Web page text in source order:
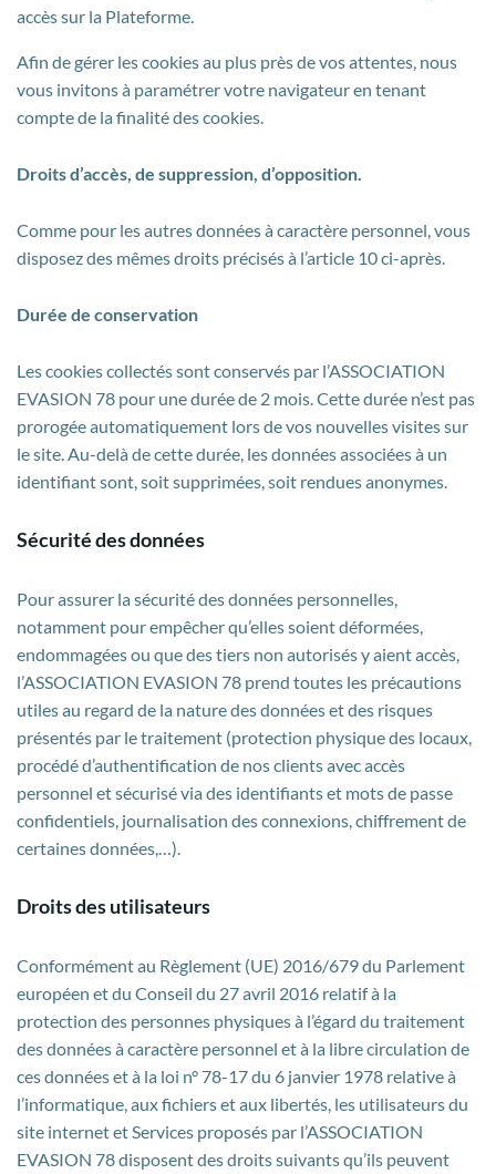
accès sur la Plateforme.
Afin de gérer les cookies au plus près de vos attentes, nous
vous invitons à paramétrer votre navigateur en tenant
compte de la finalité des cookies.
Droits d’accès, de suppression, d’opposition.
Comme pour les autres données à caractère personnel, vous
disposez des mêmes droits précisés à l’article 10 ci-après.
Durée de conservation
Les cookies collectés sont conservés par l’ASSOCIATION
EVASION 78 pour une durée de 2 mois. Cette durée n’est pas
prorogée automatiquement lors de vos nouvelles visites sur
le site. Au-delà de cette durée, les données associées à un
identifiant sont, soit supprimées, soit rendues anonymes.
Sécurité des données
Pour assurer la sécurité des données personnelles,
notamment pour empêcher qu’elles soient déformées,
endommagées ou que des tiers non autorisés y aient accès,
l’ASSOCIATION EVASION 78 prend toutes les précautions
utiles au regard de la nature des données et des risques
présentés par le traitement (protection physique des locaux,
procédé d’authentification de nos clients avec accès
personnel et sécurisé via des identifiants et mots de passe
confidentiels, journalisation des connexions, chiffrement de
certaines données,…).
Droits des utilisateurs
Conformément au Règlement (UE) 2016/679 du Parlement
européen et du Conseil du 27 avril 2016 relatif à la
protection des personnes physiques à l’égard du traitement
des données à caractère personnel et à la libre circulation de
ces données et à la loi n° 78-17 du 6 janvier 1978 relative à
l’informatique, aux fichiers et aux libertés, les utilisateurs du
site internet et Services proposés par l’ASSOCIATION
EVASION 78 disposent des droits suivants qu’ils peuvent